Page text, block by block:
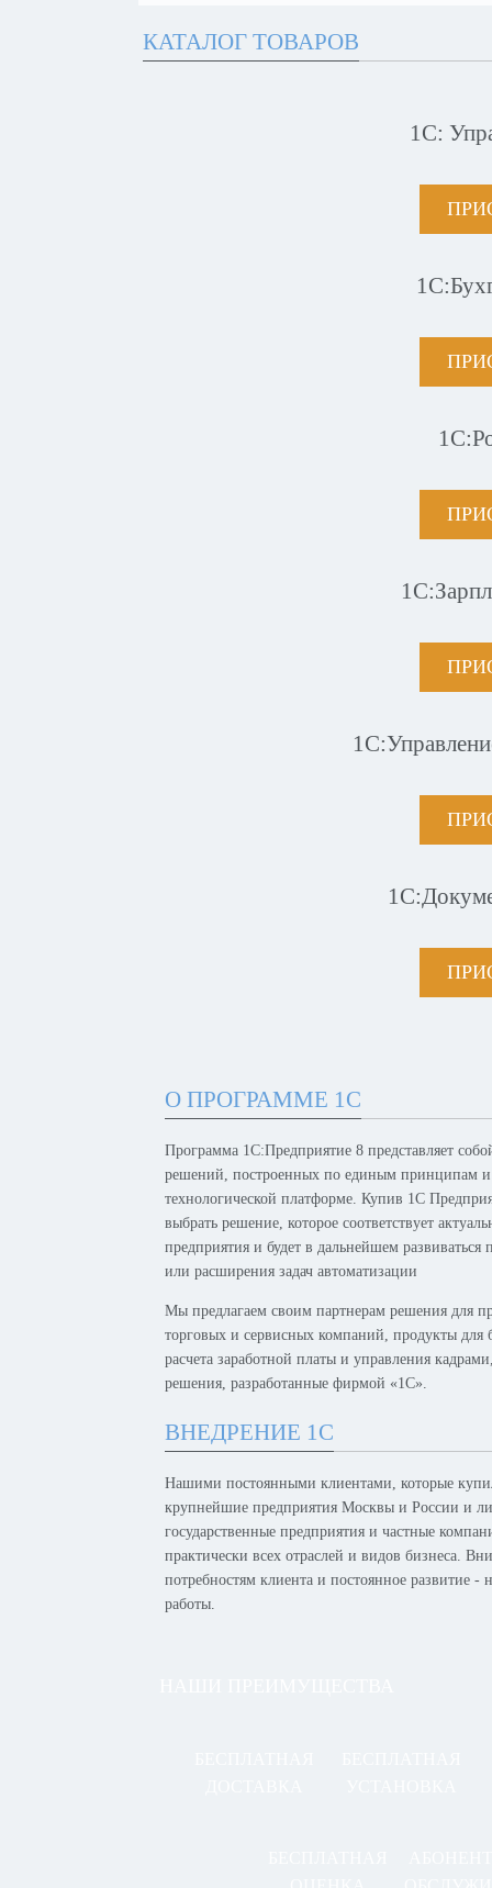
КАТАЛОГ ТОВАРОВ
1С:
О ПРОГРАММЕ 1С
Программа 1С:Предприятие 8 представляет
решений, построенных по единым принципам
технологической платформе. Купив 1С
выбрать решение, которое соответствует
предприятия и будет в дальнейшем развиваться
или расширения задач автоматизации
Мы предлагаем своим партнерам решения для
торговых и сервисных компаний, продукты для
расчета заработной платы и управления
решения, разработанные фирмой «1С».
ВНЕДРЕНИЕ 1С
Нашими постоянными клиентами, которые
крупнейшие предприятия Москвы и России и
государственные предприятия и частные
практически всех отраслей и видов бизнеса.
потребностям клиента и постоянное развитие
работы.